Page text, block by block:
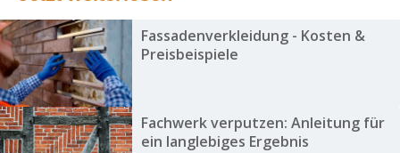
Fassadenverkleidung - Kosten &
Preisbeispiele
Fachwerk verputzen: Anleitung für
ein langlebiges Ergebnis